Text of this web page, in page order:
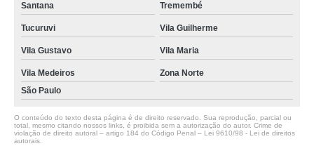
Santana Tremembé
Tucuruvi Vila Guilherme
Vila Gustavo Vila Maria
Vila Medeiros
Zona Norte
São Paulo
O conteúdo do texto desta página é de direito reservado. Sua reprodução, parcial ou
total, mesmo citando nossos links, é proibida sem a autorização do autor. Crime de
violação de direito autoral – artigo 184 do Código Penal – Lei 9610/98 - Lei de direitos
autorais